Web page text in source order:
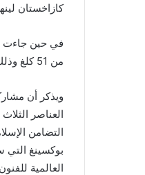
كازاخستان
في حين جاءت
من 51 كلغ وذلك بعد انهزامه عند دور نصف النهاية أمام بالكيبيك إيمبيك من كازاخستان .
ويذكر أن
العناصر
التضامن
بوكسينغ التي
العالمية